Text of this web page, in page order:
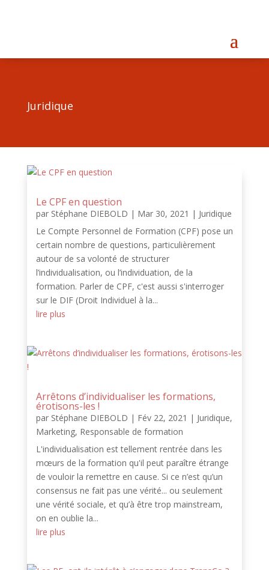
Juridique
Le CPF en question
par Stéphane DIEBOLD | Mar 30, 2021 | Juridique
Le Compte Personnel de Formation (CPF) pose un
certain nombre de questions, particulièrement
autour de sa volonté de structurer
l’individualisation, ou l’individuation, de la
formation. Parler de CPF, c'est aussi s'interroger
sur le DIF (Droit Individuel à la...
lire plus
Arrêtons d’individualiser les formations,
érotisons-les !
par Stéphane DIEBOLD | Fév 22, 2021 | Juridique,
Marketing, Responsable de formation
L'individualisation est tellement rentrée dans les
mœurs de la formation qu'il peut paraître étrange
de vouloir la remettre en cause. Si ce n’est qu’un
consensus ne fait pas une vérité... ou seulement
une vérité sociale, et qu’à être trop mainstream,
on en oublie la...
lire plus